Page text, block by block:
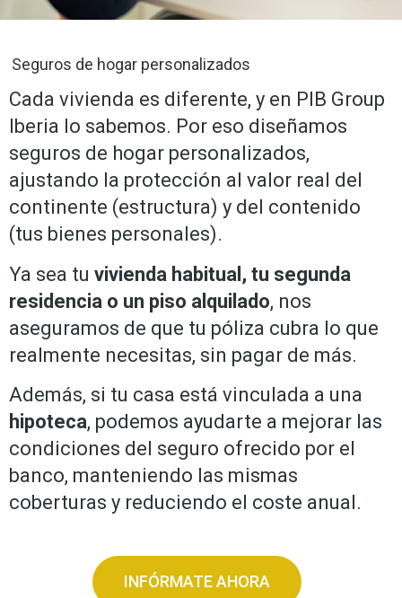
Seguros de hogar personalizados
Cada vivienda es diferente, y en PIB Group
Iberia lo sabemos. Por eso diseñamos
seguros de hogar personalizados,
ajustando la protección al valor real del
continente (estructura) y del contenido
(tus bienes personales).
Ya sea tu vivienda habitual, tu segunda
residencia o un piso alquilado, nos
aseguramos de que tu póliza cubra lo que
realmente necesitas, sin pagar de más.
Además, si tu casa está vinculada a una
hipoteca, podemos ayudarte a mejorar las
condiciones del seguro ofrecido por el
banco, manteniendo las mismas
coberturas y reduciendo el coste anual.
INFÓRMATE AHORA